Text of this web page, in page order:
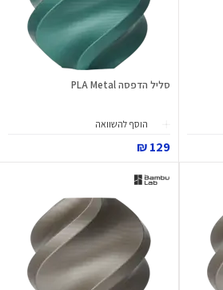
סליל הדפסה PLA Metal
הוסף להשוואה
129 ₪